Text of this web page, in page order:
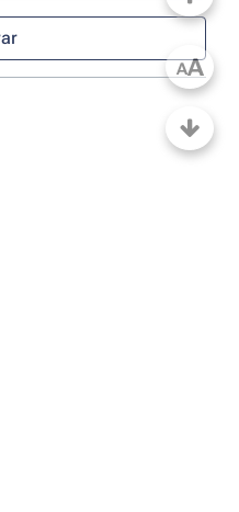
abrir o calendário; Use as
AA